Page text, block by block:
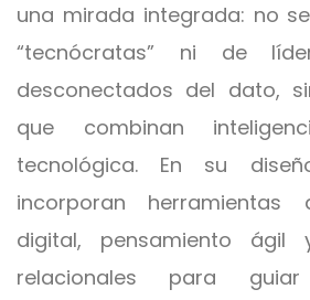
una mirada integrada: no
“tecnócratas” ni de
desconectados del dato,
que combinan
tecnológica. En su
incorporan herramientas
digital, pensamiento ágil
relacionales para